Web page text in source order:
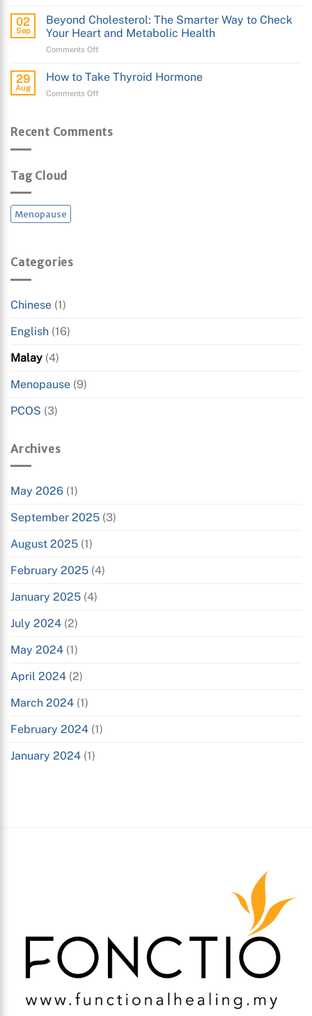
Performance
to
Apply
Transdermal
Estrogen
and
02
Sep
Beyond Cholesterol: The Smarter Way to Check
Your Heart and Metabolic Health
Comments Offon
Cholesterol:
The
Check
29
Aug
How to Take Thyroid Hormone
Comments Offon
Take
Recent Comments
Tag Cloud
Menopause
Categories
Chinese (1)
English (16)
Malay (4)
Menopause (9)
PCOS (3)
Archives
May 2026 (1)
September 2025 (3)
August 2025 (1)
February 2025 (4)
January 2025 (4)
July 2024 (2)
May 2024 (1)
April 2024 (2)
March 2024 (1)
February 2024 (1)
January 2024 (1)